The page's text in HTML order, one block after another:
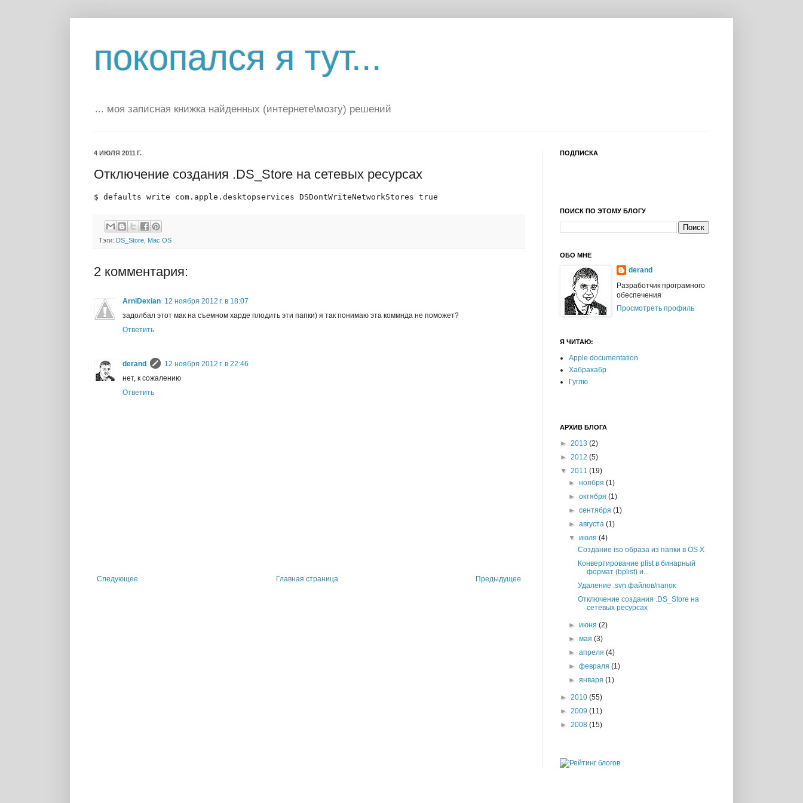
покопался я тут...
... моя записная книжка найденных (интернете\мозгу) решений
4 ИЮЛЯ 2011 Г.
Отключение создания .DS_Store на сетевых ресурсах
$ defaults write com.apple.desktopservices DSDontWriteNetworkStores true
Тэги: DS_Store, Mac OS
2 комментария:
ArniDexian 12 ноября 2012 г. в 18:07
задолбал этот мак на съемном харде плодить эти папки) я так понимаю эта коммнда не поможет?
Ответить
derand
12 ноября 2012 г. в 22:46
нет, к сожалению
Ответить
Следующее Предыдущее
Главная страница
ПОДПИСКА
ПОИСК ПО ЭТОМУ БЛОГУ
ОБО МНЕ
derand
Разработчик програмного
обеспечения
Просмотреть профиль
Я ЧИТАЮ:
Apple documentation
Хабрахабр
Гуглю
АРХИВ БЛОГА
► 2013 (2)
► 2012 (5)
▼ 2011 (19)
►ноября(1)
►октября(1)
►сентября(1)
►августа(1)
▼июля(4)
Создание iso образа из папки в OS X
Конвертирование plist в бинарный
формат (bplist) и...
Удаление .svn файлов/папок
Отключение создания .DS_Store на
сетевых ресурсах
►июня(2)
►мая(3)
►апреля(4)
►февраля(1)
►января(1)
► 2010 (55)
► 2009 (11)
► 2008 (15)